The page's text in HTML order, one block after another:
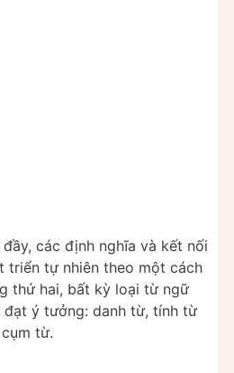
các định nghĩa và kết nối
triển tự nhiên theo một cách
thứ hai, bất kỳ loại từ ngữ
đạt ý tưởng: danh từ, tính từ
từ.